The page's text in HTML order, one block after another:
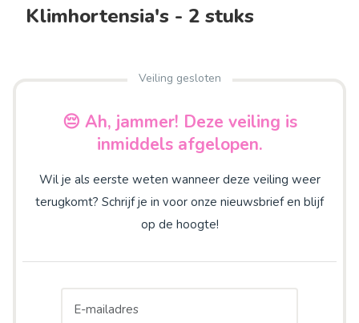
Klimhortensia's - 2 stuks
Veiling gesloten
😔 Ah, jammer! Deze veiling is
inmiddels afgelopen.
Wil je als eerste weten wanneer deze veiling weer
terugkomt? Schrijf je in voor onze nieuwsbrief en blijf
op de hoogte!